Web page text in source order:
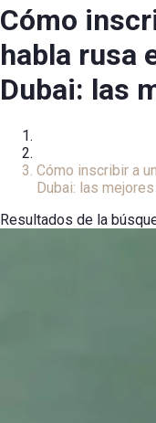
Cómo
habla rusa
Dubai: las
Cómo inscribir a
Dubai: las
Resultados de la